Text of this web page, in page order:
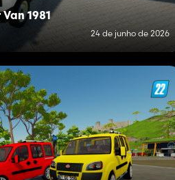
1981
24 de junho de 2026